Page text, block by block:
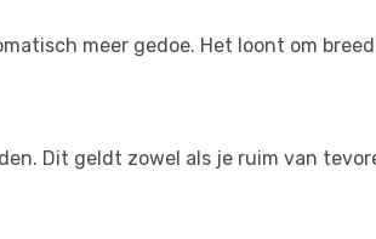
meer gedoe. Het loont om
Dit geldt zowel als je ruim van